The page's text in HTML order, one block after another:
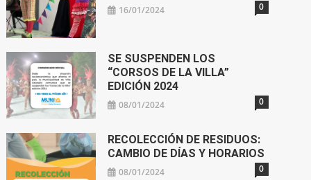
16/01/2024 0
SE SUSPENDEN LOS
“CORSOS DE LA VILLA”
EDICIÓN 2024
08/01/2024 0
RECOLECCIÓN DE RESIDUOS:
CAMBIO DE DÍAS Y HORARIOS
08/01/2024 0